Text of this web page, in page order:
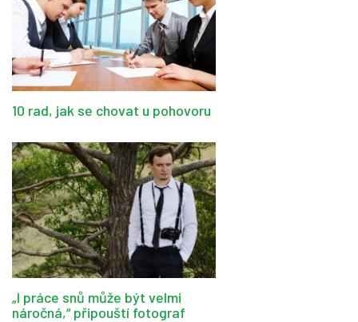
10 rad, jak se chovat u pohovoru
„I práce snů může být velmi
náročná,“ připouští fotograf